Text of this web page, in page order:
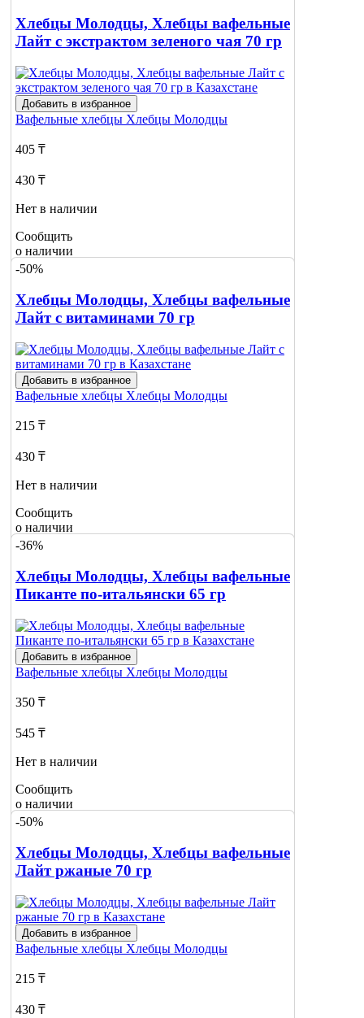
Хлебцы Молодцы, Хлебцы вафельные
Лайт с экстрактом зеленого чая 70 гр
Добавить в избранное
Вафельные хлебцы Хлебцы Молодцы
405 ₸
430 ₸
Нет в наличии
Сообщить
о наличии
-50%
Хлебцы Молодцы, Хлебцы вафельные
Лайт с витаминами 70 гр
Добавить в избранное
Вафельные хлебцы Хлебцы Молодцы
215 ₸
430 ₸
Нет в наличии
Сообщить
о наличии
-36%
Хлебцы Молодцы, Хлебцы вафельные
Пиканте по-итальянски 65 гр
Добавить в избранное
Вафельные хлебцы Хлебцы Молодцы
350 ₸
545 ₸
Нет в наличии
Сообщить
о наличии
-50%
Хлебцы Молодцы, Хлебцы вафельные
Лайт ржаные 70 гр
Добавить в избранное
Вафельные хлебцы Хлебцы Молодцы
215 ₸
430 ₸